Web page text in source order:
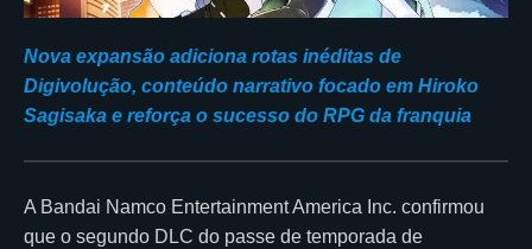
Nova expansão adiciona rotas inéditas de
Digivolução, conteúdo narrativo focado em Hiroko
Sagisaka e reforça o sucesso do RPG da franquia
A Bandai Namco Entertainment America Inc. confirmou
que o segundo DLC do passe de temporada de